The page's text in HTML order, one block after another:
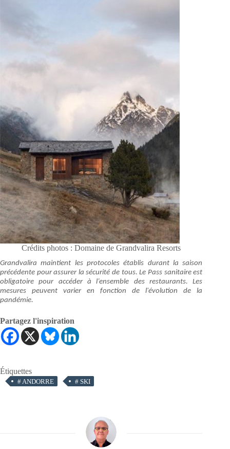
Crédits photos : Domaine de Grandvalira Resorts
Grandvalira maintient les protocoles établis durant la saison
précédente pour assurer la sécurité de tous. Le Pass sanitaire est
obligatoire pour accéder à l’ensemble des restaurants. Les
mesures peuvent varier en fonction de l'évolution de la
pandémie.
Partagez l'inspiration
Étiquettes
# ANDORRE # SKI